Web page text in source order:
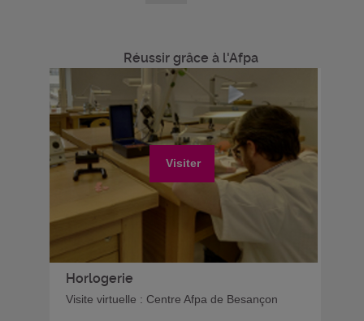
Réussir grâce à l'Afpa
Visiter
Horlogerie
Visite virtuelle : Centre Afpa de Besançon